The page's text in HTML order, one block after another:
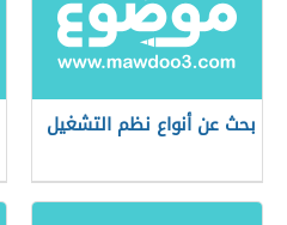
بحث عن أنواع نظم التشغيل